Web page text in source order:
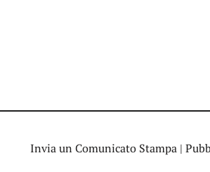
Invia un Comunicato Stampa |